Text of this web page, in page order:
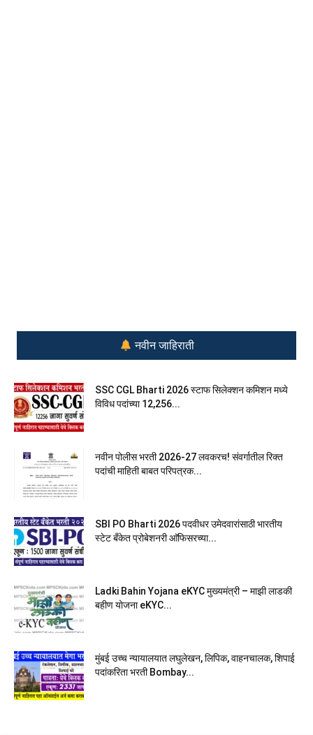
नवीन जाहिराती
SSC CGL Bharti 2026 स्टाफ सिलेक्शन कमिशन मध्ये
विविध पदांच्या 12,256...
नवीन पोलीस भरती 2026-27 लवकरच! संवर्गातील रिक्त
पदांची माहिती बाबत परिपत्रक...
SBI PO Bharti 2026 पदवीधर उमेदवारांसाठी भारतीय
स्टेट बँकेत प्रोबेशनरी आ‍ॅफिसरच्या...
Ladki Bahin Yojana eKYC मुख्यमंत्री – माझी लाडकी
बहीण योजना eKYC...
मुंबई उच्च न्यायालयात लघुलेखन, लिपिक, वाहनचालक, शिपाई
पदांकरिता भरती Bombay...